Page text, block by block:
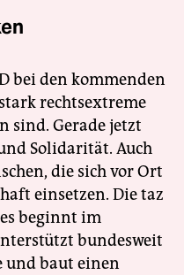
bei den kommenden
rechtsextreme
sind. Gerade jetzt
Solidarität. Auch
die sich vor Ort
einsetzen. Die taz
beginnt im
bundesweit
und baut einen